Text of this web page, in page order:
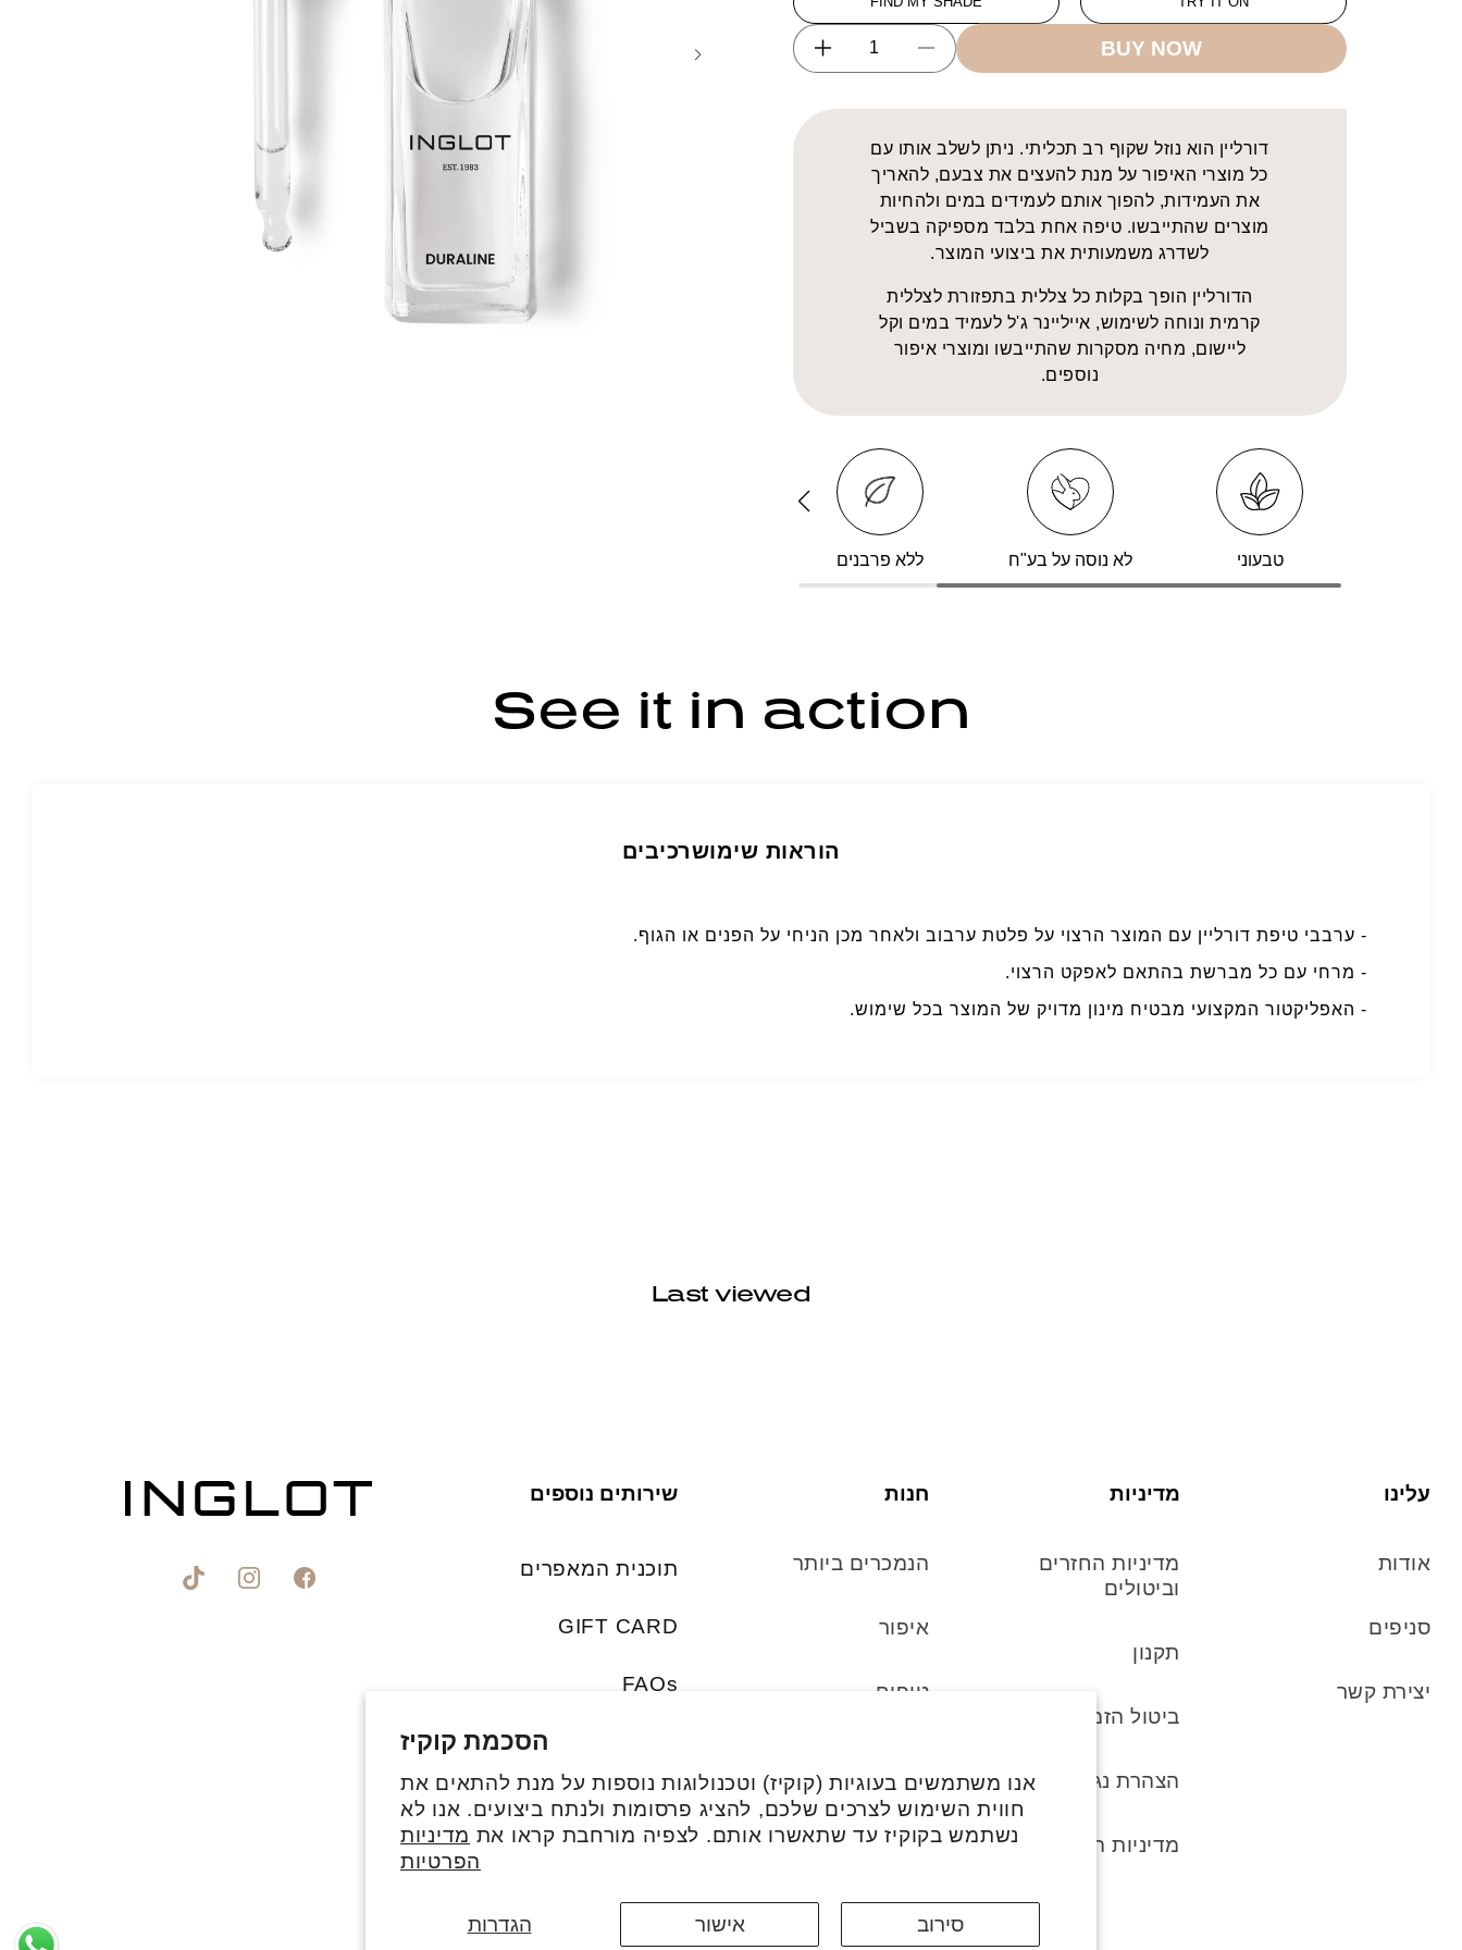
הסכמת קוקיז
אנו משתמשים בעוגיות (קוקיז) וטכנולוגות נוספות על מנת להתאים את
חווית השימוש לצרכים שלכם, להציג פרסומות ולנתח ביצועים. אנו לא
נשתמש בקוקיז עד שתאשרו אותם. לצפיה מורחבת קראו את מדיניות
הפרטיות
הגדרות אישור סירוב
Decrease
for
Increase
for
Duraline
BUY NOW
דורליין הוא נוזל שקוף רב תכליתי. ניתן לשלב אותו עם
כל מוצרי האיפור על מנת להעצים את צבעם, להאריך
את העמידות, להפוך אותם לעמידים במים ולהחיות
מוצרים שהתייבשו. טיפה אחת בלבד מספיקה בשביל
לשדרג משמעותית את ביצועי המוצר.
הדורליין הופך בקלות כל צללית בתפזורת לצללית
קרמית ונוחה לשימוש, אייליינר ג'ל לעמיד במים וקל
ליישום, מחיה מסקרות שהתייבשו ומוצרי איפור
נוספים.
טבעוני לא נוסה על בע"ח ללא פרבנים
See it in action
הוראות שימושרכיבים
- ערבבי טיפת דורליין עם המוצר הרצוי על פלטת ערבוב ולאחר מכן הניחי על הפנים או הגוף.
- מרחי עם כל מברשת בהתאם לאפקט הרצוי.
- האפליקטור המקצועי מבטיח מינון מדויק של המוצר בכל שימוש.
Last viewed
טיקטוקאינסטגרםפייסבוק
שירותים נוספים
תוכנית המאפרים
GIFT CARD
FAQs
חנות
הנמכרים ביותר
איפור
טיפוח
אביזרים
מדיניות
מדיניות החזרים
וביטולים
תקנון
ביטול הזמנה
הצהרת נגישות
מדיניות הפרטיות
עלינו
אודות
סניפים
יצירת קשר